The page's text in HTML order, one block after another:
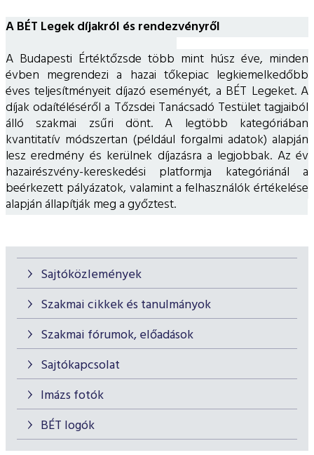
Sajtóközlemények
Szakmai cikkek és tanulmányok
Szakmai fórumok, előadások
Sajtókapcsolat
Imázs fotók
BÉT logók
A BÉT Legek díjakról és rendezvényről
A Budapesti Értéktőzsde több mint húsz éve, minden
évben megrendezi a hazai tőkepiac legkiemelkedőbb
éves teljesítményeit díjazó eseményét, a BÉT Legeket. A
díjak odaítéléséről a Tőzsdei Tanácsadó Testület tagjaiból
álló szakmai zsűri dönt. A legtöbb kategóriában
kvantitatív módszertan (például forgalmi adatok) alapján
lesz eredmény és kerülnek díjazásra a legjobbak. Az év
hazairészvény-kereskedési platformja kategóriánál a
beérkezett pályázatok, valamint a felhasználók értékelése
alapján állapítják meg a győztest.